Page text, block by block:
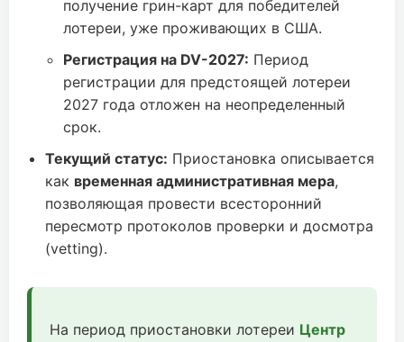
получение грин-карт для победителей
лотереи, уже проживающих в США.
Регистрация на DV-2027: Период
регистрации для предстоящей лотереи
2027 года отложен на неопределенный
срок.
Текущий статус: Приостановка описывается
как временная административная мера,
позволяющая провести всесторонний
пересмотр протоколов проверки и досмотра
(vetting).
На период приостановки лотереи Центр